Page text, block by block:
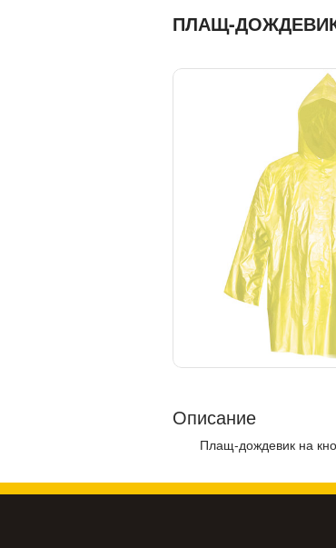
ПЛАЩ-
Описание
Плащ-дождевик на